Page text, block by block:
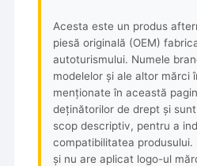
Acesta este un produs
piesă originală (OEM)
autoturismului. Numele
modelelor și ale altor mărci
menționate în această
deținătorilor de drept și
scop descriptiv, pentru a
compatibilitatea produsului.
și nu are aplicat logo-ul